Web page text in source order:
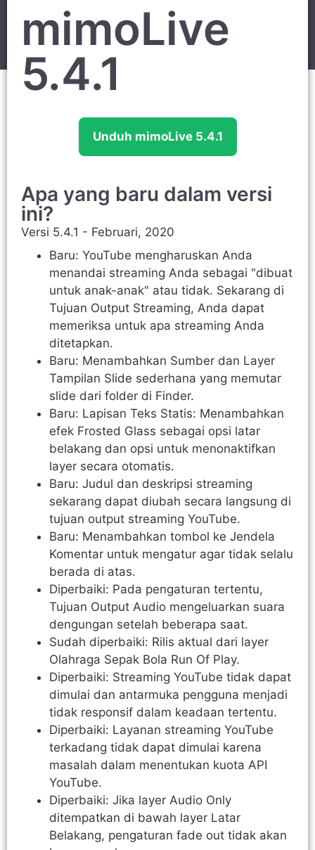
mimoLive
5.4.1
Unduh mimoLive 5.4.1
Apa yang baru dalam versi
ini?
Versi 5.4.1 - Februari, 2020
Baru: YouTube mengharuskan Anda
menandai streaming Anda sebagai "dibuat
untuk anak-anak" atau tidak. Sekarang di
Tujuan Output Streaming, Anda dapat
memeriksa untuk apa streaming Anda
ditetapkan.
Baru: Menambahkan Sumber dan Layer
Tampilan Slide sederhana yang memutar
slide dari folder di Finder.
Baru: Lapisan Teks Statis: Menambahkan
efek Frosted Glass sebagai opsi latar
belakang dan opsi untuk menonaktifkan
layer secara otomatis.
Baru: Judul dan deskripsi streaming
sekarang dapat diubah secara langsung di
tujuan output streaming YouTube.
Baru: Menambahkan tombol ke Jendela
Komentar untuk mengatur agar tidak selalu
berada di atas.
Diperbaiki: Pada pengaturan tertentu,
Tujuan Output Audio mengeluarkan suara
dengungan setelah beberapa saat.
Sudah diperbaiki: Rilis aktual dari layer
Olahraga Sepak Bola Run Of Play.
Diperbaiki: Streaming YouTube tidak dapat
dimulai dan antarmuka pengguna menjadi
tidak responsif dalam keadaan tertentu.
Diperbaiki: Layanan streaming YouTube
terkadang tidak dapat dimulai karena
masalah dalam menentukan kuota API
YouTube.
Diperbaiki: Jika layer Audio Only
ditempatkan di bawah layer Latar
Belakang, pengaturan fade out tidak akan